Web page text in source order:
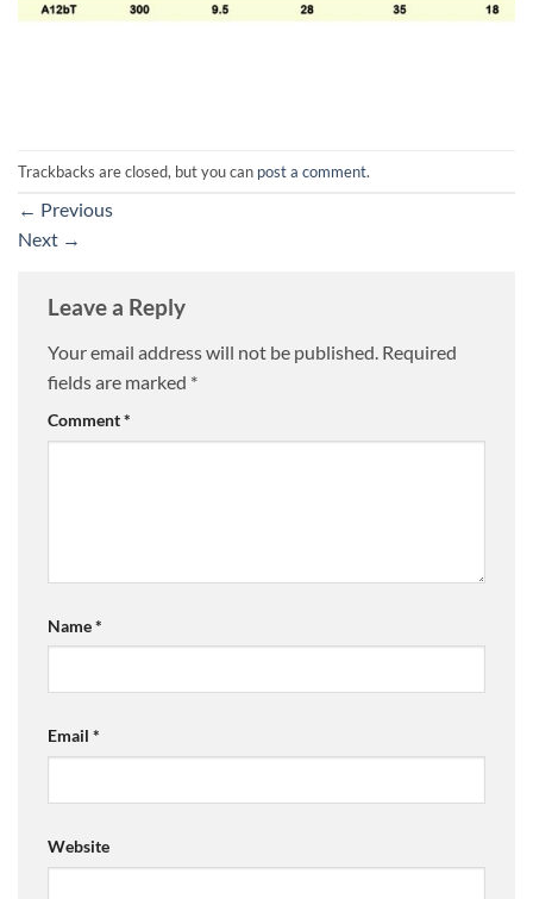
Trackbacks are closed, but you can post a comment.
← Previous
Next →
Leave a Reply
Your email address will not be published. Required
fields are marked *
Comment*
Name*
Email *
Website